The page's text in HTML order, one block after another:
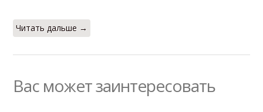
Читать дальше →
Вас может заинтересовать